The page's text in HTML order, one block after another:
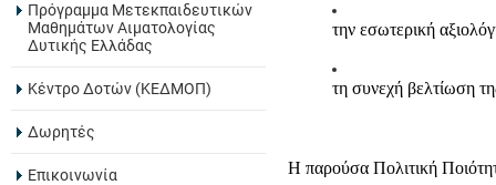
Πρόγραμμα Μετεκπαιδευτικών
Μαθημάτων Αιματολογίας
Δυτικής Ελλάδας
Κέντρο Δοτών (ΚΕΔΜΟΠ)
Δωρητές
Επικοινωνία
την εσωτερική
τη συνεχή βελτίωση
Η παρούσα Πολιτική